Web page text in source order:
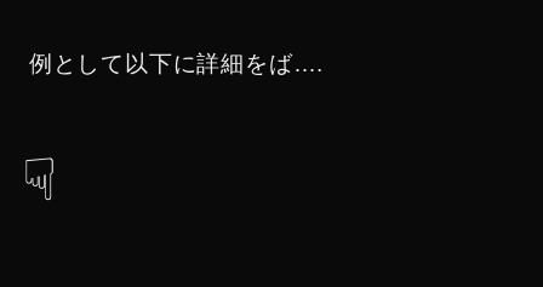
例として以下に詳細をば….
☟